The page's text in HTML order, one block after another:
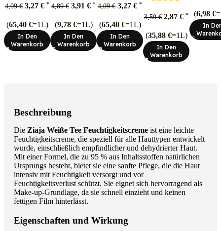
4,09€ 3,27 € *
(65,40 €=1L)
In Den
Warenkorb
4,89€ 3,91 € *
(9,78 €=1L)
In Den
Warenkorb
4,09€ 3,27 € *
(65,40 €=1L)
In Den
Warenkorb
3,59€ 2,87 € *
(35,88 €=1L)
In Den
Warenkorb
(6,98 €
In
Beschreibung
Die Ziaja Weiße Tee Feuchtigkeitscreme ist eine leichte
Feuchtigkeitscreme, die speziell für alle Hauttypen entwickelt
wurde, einschließlich empfindlicher und dehydrierter Haut.
Mit einer Formel, die zu 95 % aus Inhaltsstoffen natürlichen
Ursprungs besteht, bietet sie eine sanfte Pflege, die die Haut
intensiv mit Feuchtigkeit versorgt und vor
Feuchtigkeitsverlust schützt. Sie eignet sich hervorragend als
Make-up-Grundlage, da sie schnell einzieht und keinen
fettigen Film hinterlässt.
Eigenschaften und Wirkung